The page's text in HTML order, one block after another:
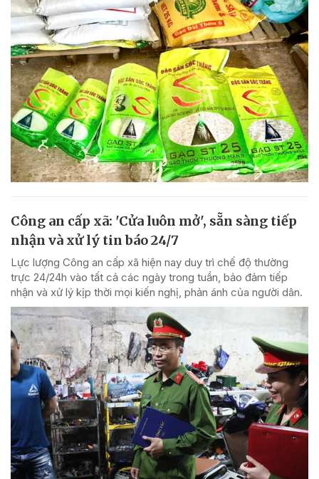
Công an cấp xã: 'Cửa luôn mở', sẵn sàng tiếp
nhận và xử lý tin báo 24/7
Lực lượng Công an cấp xã hiện nay duy trì chế độ thường
trực 24/24h vào tất cả các ngày trong tuần, bảo đảm tiếp
nhận và xử lý kịp thời mọi kiến nghị, phản ánh của người dân.